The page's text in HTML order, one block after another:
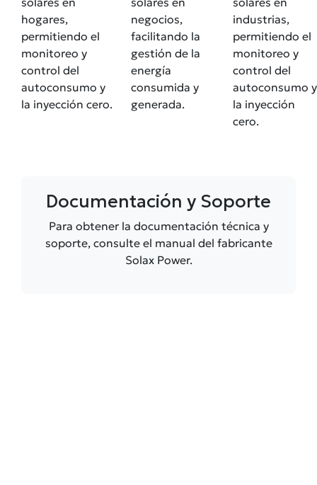
hogares,
permitiendo el
monitoreo y
control del
autoconsumo y
la inyección cero.
negocios,
facilitando la
gestión de la
energía
consumida y
generada.
industrias,
permitiendo el
monitoreo y
control del
autoconsumo y
la inyección
cero.
Documentación y Soporte
Para obtener la documentación técnica y
soporte, consulte el manual del fabricante
Solax Power.